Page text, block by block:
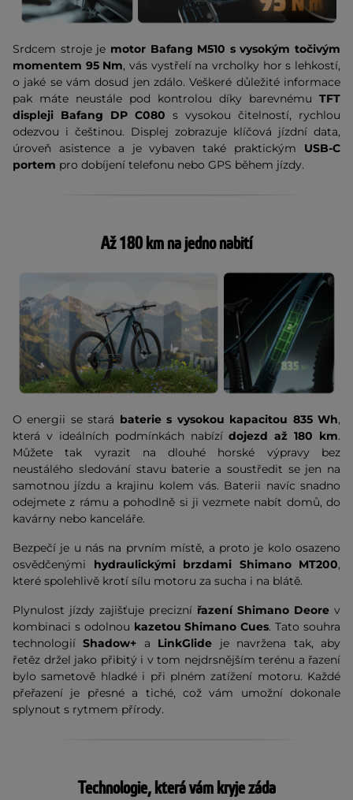
Srdcem stroje je motor Bafang M510 s vysokým točivým
momentem 95 Nm, vás vystřelí na vrcholky hor s lehkostí,
o jaké se vám dosud jen zdálo. Veškeré důležité informace
pak máte neustále pod kontrolou díky barevnému TFT
displeji Bafang DP C080 s vysokou čitelností, rychlou
odezvou i češtinou. Displej zobrazuje klíčová jízdní data,
úroveň asistence a je vybaven také praktickým USB-C
portem pro dobíjení telefonu nebo GPS během jízdy.
Až 180 km na jedno nabití
O energii se stará baterie s vysokou kapacitou 835 Wh,
která v ideálních podmínkách nabízídojezd až 180 km.
Můžete tak vyrazit na dlouhé horské výpravy bez
neustálého sledování stavu baterie a soustředit se jen na
samotnou jízdu a krajinu kolem vás. Baterii navíc snadno
odejmete z rámu a pohodlně si ji vezmete nabít domů, do
kavárny nebo kanceláře.
Bezpečí je u nás na prvním místě, a proto je kolo osazeno
osvědčenými hydraulickými brzdami Shimano MT200,
které spolehlivě krotí sílu motoru za sucha i na blátě.
Plynulost jízdy zajišťuje precizní řazení Shimano Deore v
kombinaci s odolnou kazetou Shimano Cues. Tato souhra
technologiíShadow+ a LinkGlide je navržena tak, aby
řetěz držel jako přibitý i v tom nejdrsnějším terénu a řazení
bylo sametově hladké i při plném zatížení motoru. Každé
přeřazení je přesné a tiché, což vám umožní dokonale
splynout s rytmem přírody.
Technologie, která vám kryje záda